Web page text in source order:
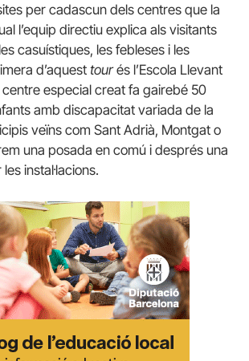
per cadascun dels centres que la
l’equip directiu explica als visitants
casuístiques, les febleses i les
d’aquest tourés l’Escola Llevant
especial creat fa gairebé 50
amb discapacitat variada de la
veïns com Sant Adrià, Montgat o
una posada en comú i després una
instal·lacions.